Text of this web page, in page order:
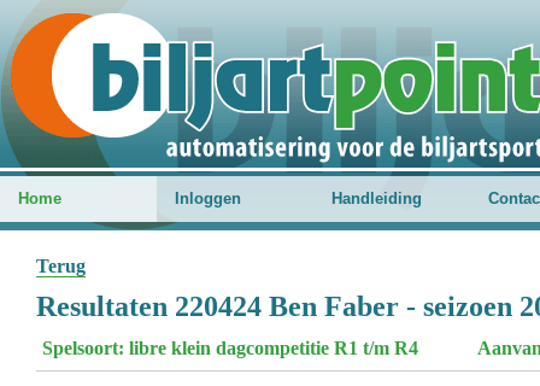
Home Inloggen Handleiding
Terug
Resultaten 220424 Ben Faber - seizoen
Spelsoort: libre klein dagcompetitie R1 t/m R4